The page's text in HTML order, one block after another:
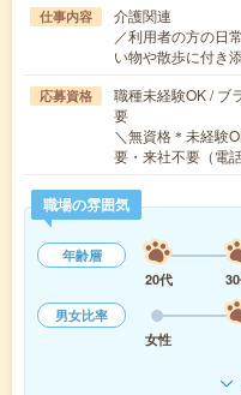
仕事内容
介護関連
／利用者の方の日
い物や散歩に付き
応募資格
職種未経験OK / ブ
要
＼無資格＊未経験
要・来社不要（電
職場の雰囲気
年齢層
20代
男女比率
女性